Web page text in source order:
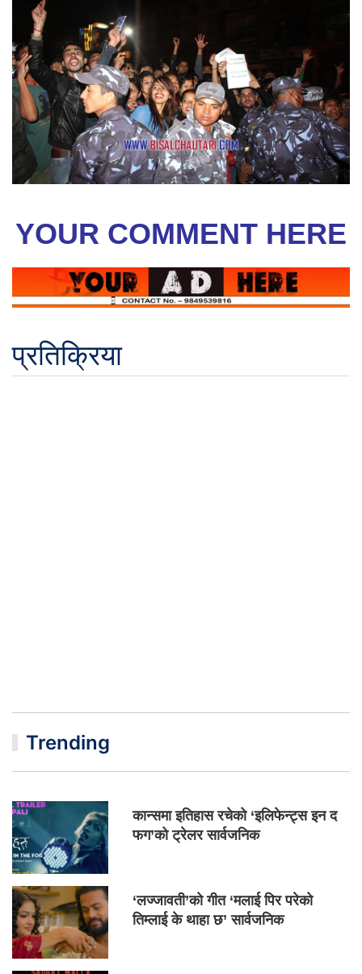
YOUR COMMENT HERE
प्रतिक्रिया
Trending
कान्समा इतिहास रचेको ‘इलिफेन्ट्स इन द
फग’को ट्रेलर सार्वजनिक
‘लज्जावती’को गीत ‘मलाई पिर परेको
तिम्लाई के थाहा छ’ सार्वजनिक